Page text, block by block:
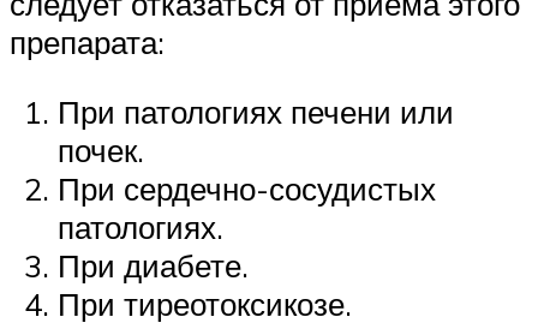
препарата:
При патологиях печени или
почек.
При сердечно-сосудистых
патологиях.
При диабете.
При тиреотоксикозе.